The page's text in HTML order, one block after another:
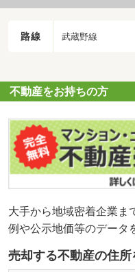
路線 武蔵野線
不動産をお持ちの方
大手から地域密着企業ま
例や公示地価等のデータ
売却する不動産の住所